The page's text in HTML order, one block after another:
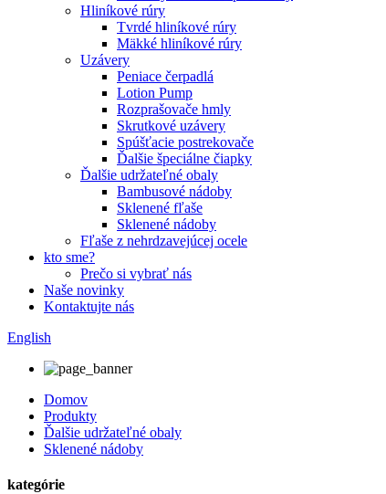
Hliníkové rúry
Tvrdé hliníkové rúry
Mäkké hliníkové rúry
Uzávery
Peniace čerpadlá
Lotion Pump
Rozprašovače hmly
Skrutkové uzávery
Spúšťacie postrekovače
Ďalšie špeciálne čiapky
Ďalšie udržateľné obaly
Bambusové nádoby
Sklenené fľaše
Sklenené nádoby
Fľaše z nehrdzavejúcej ocele
kto sme?
Prečo si vybrať nás
Naše novinky
Kontaktujte nás
English
Domov
Produkty
Ďalšie udržateľné obaly
Sklenené nádoby
kategórie